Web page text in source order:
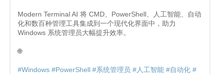
Modern Terminal AI 将 CMD、PowerShell、人工智能、自动
化和数百种管理工具集成到一个现代化界面中，助力
Windows 系统管理员大幅提升效率。
🌐
#Windows #PowerShell #系统管理员 #人工智能 #自动化 #